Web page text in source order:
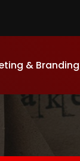
& Branding